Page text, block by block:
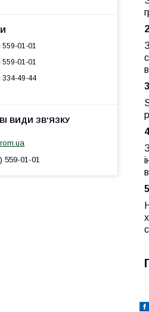
559-01-01
559-01-01
334-49-44
559-01-01